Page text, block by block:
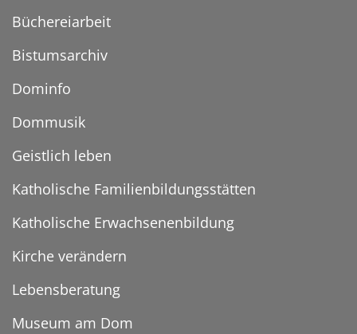
Büchereiarbeit
Bistumsarchiv
Dominfo
Dommusik
Geistlich leben
Katholische Familienbildungsstätten
Katholische Erwachsenenbildung
Kirche verändern
Lebensberatung
Museum am Dom